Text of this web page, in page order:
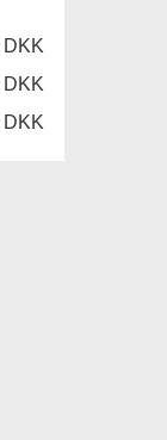
DKK
DKK
DKK